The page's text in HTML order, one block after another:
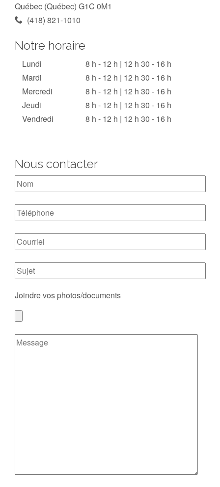
Québec (Québec) G1C 0M1
(418) 821-1010
Notre horaire
Lundi
Mardi
Mercredi
Jeudi
Vendredi
8 h - 12 h | 12 h 30 - 16 h
8 h - 12 h | 12 h 30 - 16 h
8 h - 12 h | 12 h 30 - 16 h
8 h - 12 h | 12 h 30 - 16 h
8 h - 12 h | 12 h 30 - 16 h
Nous contacter
Joindre vos photos/documents